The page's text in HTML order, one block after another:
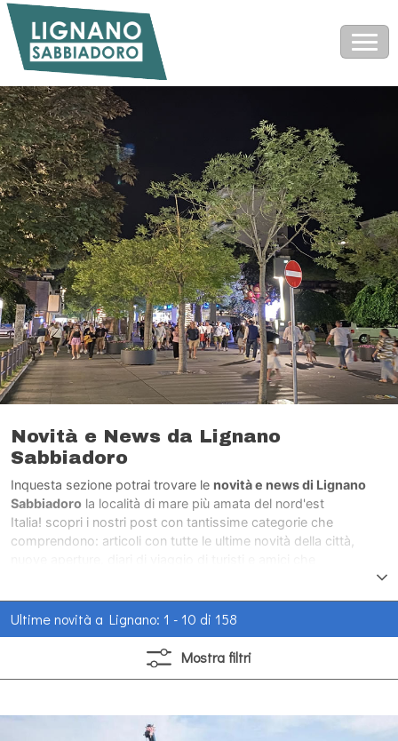
Novità e News da Lignano
Sabbiadoro
Inquesta sezione potrai trovare le novità e news di Lignano
Sabbiadoro la località di mare più amata del nord'est
Italia! scopri i nostri post con tantissime categorie che
comprendono: articoli con tutte le ultime novità della città,
Ultime novità a Lignano: 1 - 10 di 158
Mostra filtri